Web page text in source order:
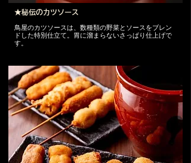
★秘伝のカツソース
鳥屋のカツソースは、数種類の野菜とソースをブレン
ドした特別仕立て。胃に溜まらないさっぱり仕上げで
す。